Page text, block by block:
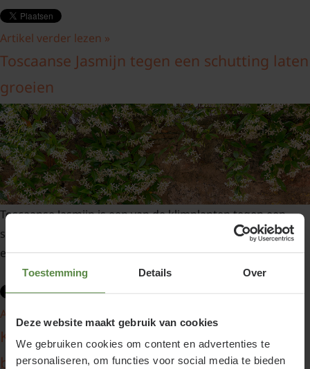
Toestemming Details Over
Deze website maakt gebruik van cookies
We gebruiken cookies om content en advertenties te
personaliseren, om functies voor social media te bieden
Artikel verder lezen »
Toscaanse Jasmijn tegen een schutting laten
groeien
Toscaanse Jasmijn is een van de klimplanten tegen een
schutting kan groeien. In dit blog behandelen we ook
enkele andere geschikte soorten.
Artikel verder lezen »
Klimplanten om een pergola te laten
begroeien